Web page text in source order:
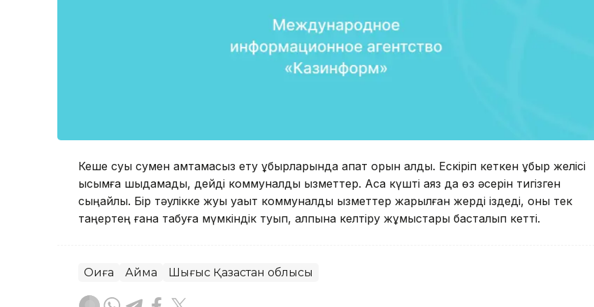
Кеше суық сумен қамтамасыз ету құбырларында апат орын алды. Ескіріп кеткен құбыр желісі
қысымға шыдамады, дейді коммуналдық қызметтер. Аса күшті аяз да өз әсерін тигізген
сыңайлы. Бір тәулікке жуық уақыт коммуналдық қызметтер жарылған жерді іздеді, оны тек
таңертең ғана табуға мүмкіндік туып, қалпына келтіру жұмыстары басталып кетті.
Оқиға Аймақ Шығыс Қазақстан облысы